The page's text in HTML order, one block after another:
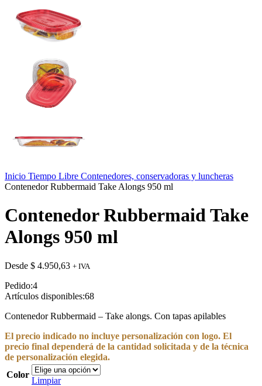
Inicio Tiempo Libre Contenedores, conservadoras y luncheras
Contenedor Rubbermaid Take Alongs 950 ml
Contenedor Rubbermaid Take
Alongs 950 ml
Desde $ 4.950,63 + IVA
Pedido:4
Artículos disponibles:68
Contenedor Rubbermaid – Take alongs. Con tapas apilables
El precio indicado no incluye personalización con logo. El
precio final dependerá de la cantidad solicitada y de la técnica
de personalización elegida.
Color
Limpiar